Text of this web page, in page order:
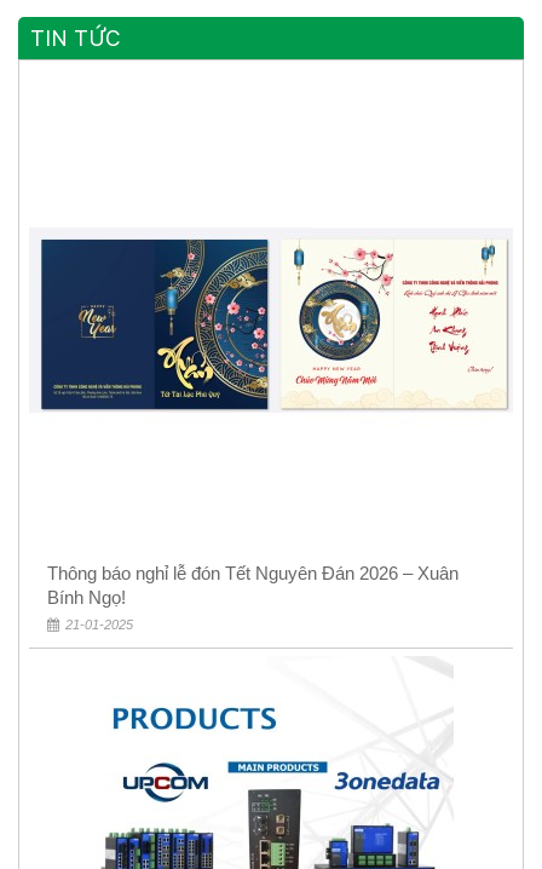
TIN TỨC
Thông báo nghỉ lễ đón Tết Nguyên Đán 2026 – Xuân
Bính Ngọ!
21-01-2025